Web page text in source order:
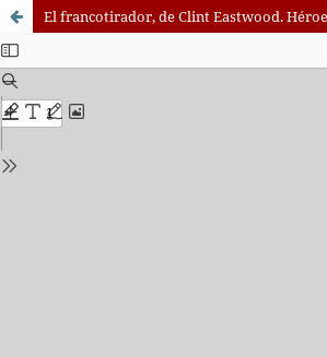
El francotirador, de Clint Eastwood.